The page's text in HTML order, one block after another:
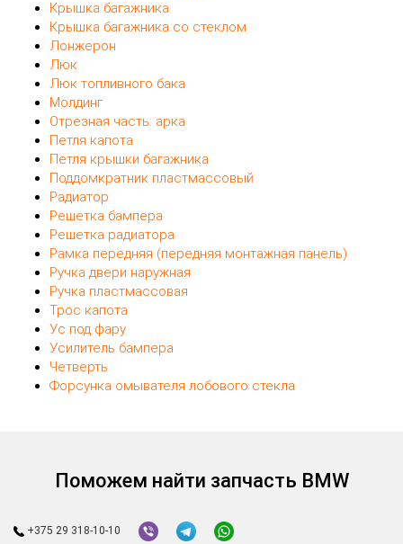
Крышка багажника
Крышка багажника со стеклом
Лонжерон
Люк
Люк топливного бака
Молдинг
Отрезная часть: арка
Петля капота
Петля крышки багажника
Поддомкратник пластмассовый
Радиатор
Решетка бампера
Решетка радиатора
Рамка передняя (передняя монтажная панель)
Ручка двери наружная
Ручка пластмассовая
Трос капота
Ус под фару
Усилитель бампера
Четверть
Форсунка омывателя лобового стекла
Поможем найти запчасть BMW
+375 29 318-10-10